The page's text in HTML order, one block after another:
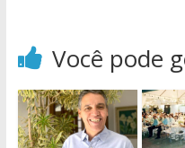
Você pode